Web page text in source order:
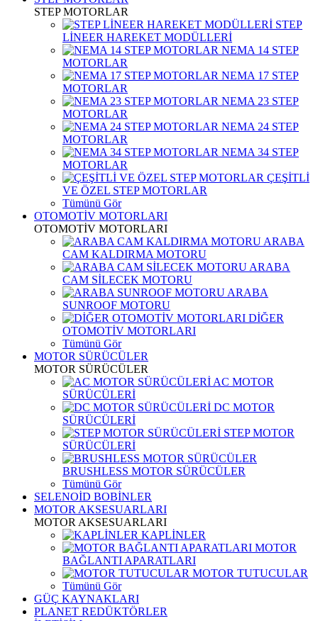
STEP MOTORLAR
STEP
LİNEER HAREKET MODÜLLERİ
NEMA 14 STEP
MOTORLAR
NEMA 17 STEP
MOTORLAR
NEMA 23 STEP
MOTORLAR
NEMA 24 STEP
MOTORLAR
NEMA 34 STEP
MOTORLAR
ÇEŞİTLİ
VE ÖZEL STEP MOTORLAR
Tümünü Gör
OTOMOTİV MOTORLARI
OTOMOTİV MOTORLARI
ARABA
CAM KALDIRMA MOTORU
ARABA
CAM SİLECEK MOTORU
ARABA
SUNROOF MOTORU
DİĞER
OTOMOTİV MOTORLARI
Tümünü Gör
MOTOR SÜRÜCÜLER
MOTOR SÜRÜCÜLER
AC MOTOR
SÜRÜCÜLERİ
DC MOTOR
SÜRÜCÜLERİ
STEP MOTOR
SÜRÜCÜLERİ
BRUSHLESS MOTOR SÜRÜCÜLER
Tümünü Gör
SELENOİD BOBİNLER
MOTOR AKSESUARLARI
MOTOR AKSESUARLARI
KAPLİNLER
MOTOR
BAĞLANTI APARATLARI
MOTOR TUTUCULAR
Tümünü Gör
GÜÇ KAYNAKLARI
PLANET REDÜKTÖRLER